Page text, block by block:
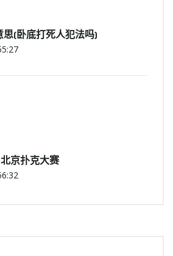
思(卧底打死人犯法吗)
京扑克大赛